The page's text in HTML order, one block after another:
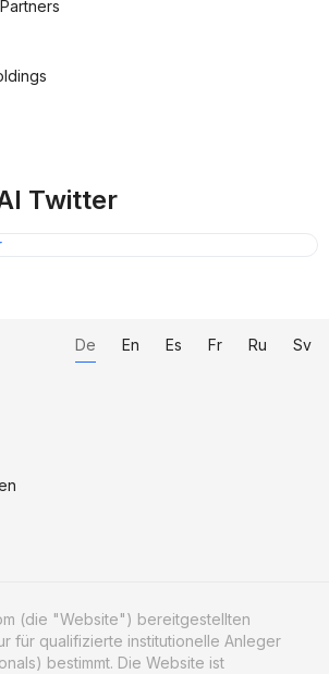
Twitter
De En Es Fr Ru Sv
(die "Website") bereitgestellten
für qualifizierte institutionelle Anleger
bestimmt. Die Website ist